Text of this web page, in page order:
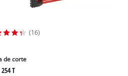
sucias
pozos
(16)
de corte
254 T